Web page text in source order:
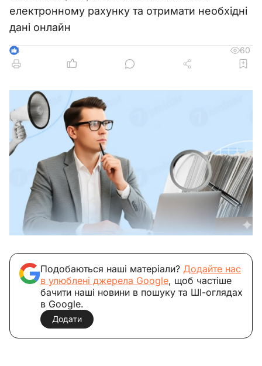
електронному рахунку та отримати необхідні
дані онлайн
4 60
Подобаються наші матеріали? Додайте нас
в улюблені джерела Google, щоб частіше
бачити наші новини в пошуку та ШІ-оглядах
в Google.
Додати